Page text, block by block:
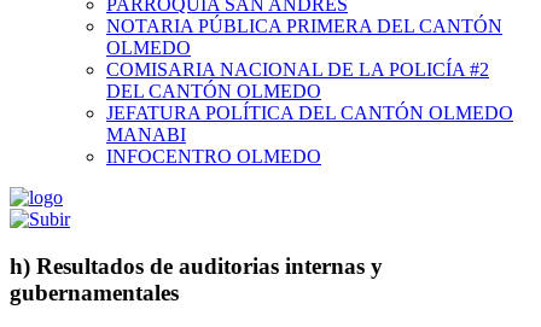
PARROQUIA SAN ANDRÉS
NOTARIA PÚBLICA PRIMERA DEL CANTÓN
OLMEDO
COMISARIA NACIONAL DE LA POLICÍA #2
DEL CANTÓN OLMEDO
JEFATURA POLÍTICA DEL CANTÓN OLMEDO
MANABI
INFOCENTRO OLMEDO
h) Resultados de auditorias internas y
gubernamentales